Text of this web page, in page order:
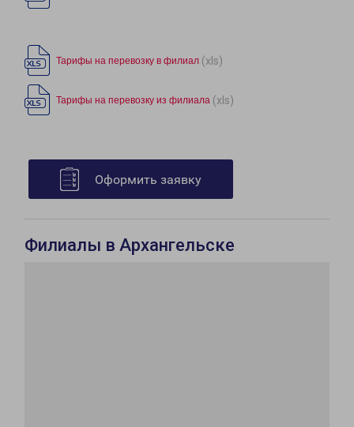
Тарифы на перевозку в филиал (xls)
Тарифы на перевозку из филиала (xls)
Оформить заявку
Филиалы в Архангельске